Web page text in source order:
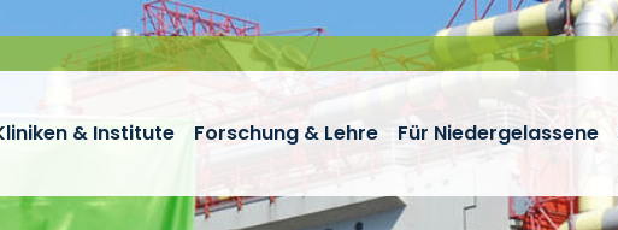
& Institute Forschung & Lehre Für Niedergelassene